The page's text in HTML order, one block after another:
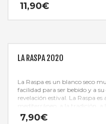
11,90€
LA RASPA 2020
La Raspa es un blanco seco
facilidad para ser bebido y a
revelación estival. La Raspa
mediterráneo, a la tradición, a
¡Simplemente Axarquía!
7,90€